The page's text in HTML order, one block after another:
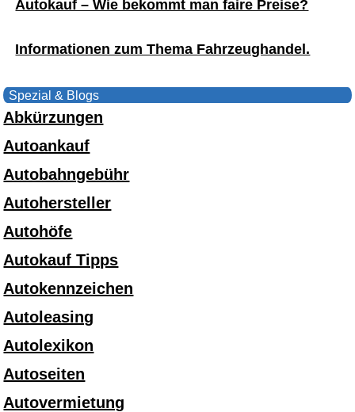
Autokauf – Wie bekommt man faire Preise?
Informationen zum Thema Fahrzeughandel.
Spezial & Blogs
Abkürzungen
Autoankauf
Autobahngebühr
Autohersteller
Autohöfe
Autokauf Tipps
Autokennzeichen
Autoleasing
Autolexikon
Autoseiten
Autovermietung